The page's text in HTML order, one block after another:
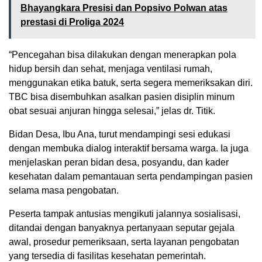
Bhayangkara Presisi dan Popsivo Polwan atas
prestasi di Proliga 2024
“Pencegahan bisa dilakukan dengan menerapkan pola
hidup bersih dan sehat, menjaga ventilasi rumah,
menggunakan etika batuk, serta segera memeriksakan diri.
TBC bisa disembuhkan asalkan pasien disiplin minum
obat sesuai anjuran hingga selesai,” jelas dr. Titik.
Bidan Desa, Ibu Ana, turut mendampingi sesi edukasi
dengan membuka dialog interaktif bersama warga. Ia juga
menjelaskan peran bidan desa, posyandu, dan kader
kesehatan dalam pemantauan serta pendampingan pasien
selama masa pengobatan.
Peserta tampak antusias mengikuti jalannya sosialisasi,
ditandai dengan banyaknya pertanyaan seputar gejala
awal, prosedur pemeriksaan, serta layanan pengobatan
yang tersedia di fasilitas kesehatan pemerintah.